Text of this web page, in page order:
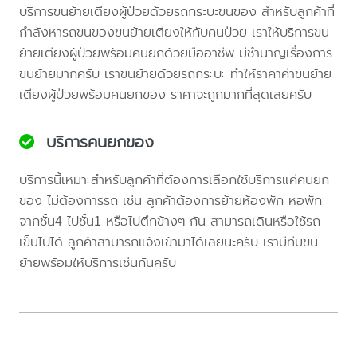
บริการขนย้ายเตียงผู้ป่วยด้วยรถกระบะขนของ สำหรับลูกค้าที่
กำลังหารถขนของขนย้ายเตียงให้กับคนป่วย เราให้บริการขน
ย้ายเตียงผู้ป่วยพร้อมคนยกด้วยมืออาชีพ มีชำนาญเรื่องการ
ขนย้ายมากครับ เราขนย้ายด้วยรถกระบะ ทำให้ราคาค่าขนย้าย
เตียงผู้ป่วยพร้อมคนยกของ ราคาจะถูกมากที่สุดเลยครับ
บริการคนยกของ
บริการนี้เหมาะสำหรับลูกค้าที่ต้องการเลือกใช้บริการแค่คนยก
ของ ไม่ต้องการรถ เช่น ลูกค้าต้องการย้ายห้องพัก หอพัก
จากชั้น4 ไปชั้น1 หรือไปตึกข้างๆ กัน สามารถเดินหรือใช้รถ
เข็นไปได้ ลูกค้าสามารถแจ้งเข้ามาได้เลยนะครับ เรามีทีมขน
ย้ายพร้อมให้บริการเช่นกันครับ